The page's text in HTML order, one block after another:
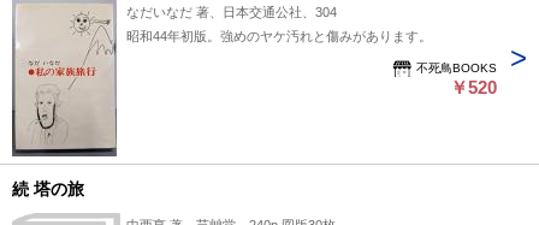
なだいなだ 著、日本交通公社、304
昭和44年初版。強めのヤケ汚れと傷みがあります。
不死鳥BOOKS
￥520
続 塔の旅